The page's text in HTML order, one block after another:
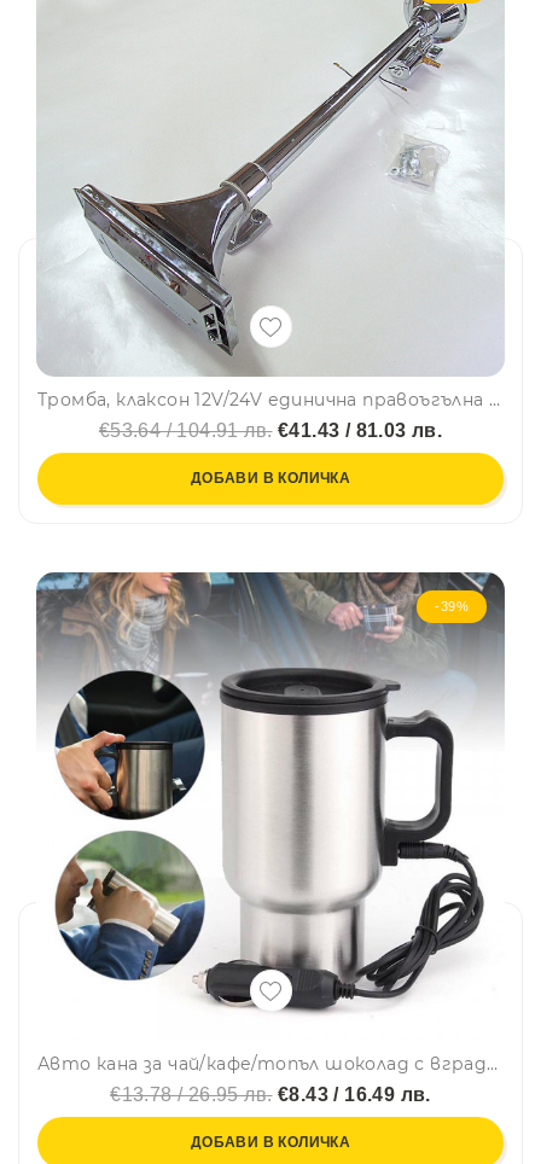
Тромба, клаксон 12V/24V единична правоъгълна камион ТИР
€53.64 / 104.91 лв.€41.43 / 81.03 лв.
ДОБАВИ В КОЛИЧКА
-39%
Авто кана за чай/кафе/топъл шоколад с вграден нагревател
€13.78 / 26.95 лв.€8.43 / 16.49 лв.
ДОБАВИ В КОЛИЧКА